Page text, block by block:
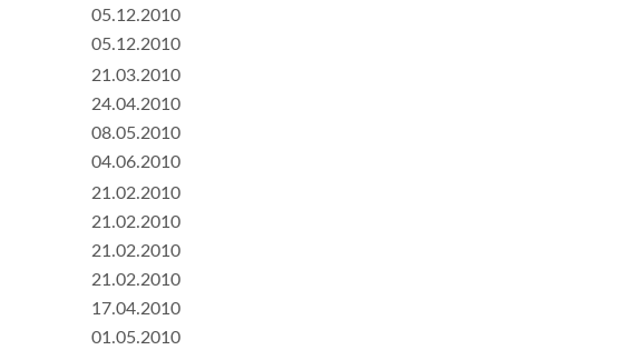
05.12.2010
05.12.2010
21.03.2010
24.04.2010
08.05.2010
04.06.2010
21.02.2010
21.02.2010
21.02.2010
21.02.2010
17.04.2010
01.05.2010